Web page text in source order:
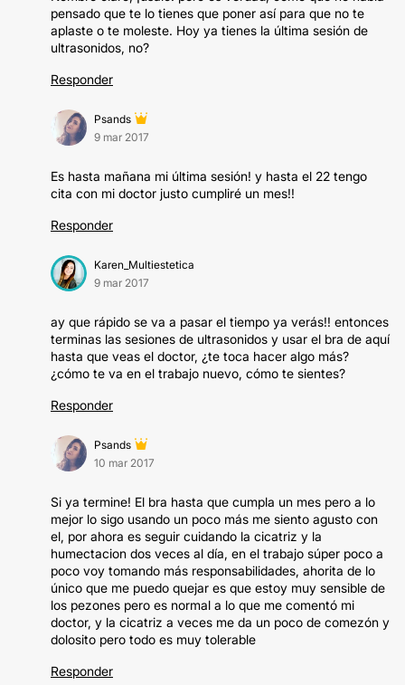
pensado que te lo tienes que poner así para que no te
aplaste o te moleste. Hoy ya tienes la última sesión de
ultrasonidos, no?
Responder
Psands
9 mar 2017
Es hasta mañana mi última sesión! y hasta el 22 tengo
cita con mi doctor justo cumpliré un mes!!
Responder
Karen_Multiestetica
9 mar 2017
ay que rápido se va a pasar el tiempo ya verás!! entonces
terminas las sesiones de ultrasonidos y usar el bra de aquí
hasta que veas el doctor, ¿te toca hacer algo más?
¿cómo te va en el trabajo nuevo, cómo te sientes?
Responder
Psands
10 mar 2017
Si ya termine! El bra hasta que cumpla un mes pero a lo
mejor lo sigo usando un poco más me siento agusto con
el, por ahora es seguir cuidando la cicatriz y la
humectacion dos veces al día, en el trabajo súper poco a
poco voy tomando más responsabilidades, ahorita de lo
único que me puedo quejar es que estoy muy sensible de
los pezones pero es normal a lo que me comentó mi
doctor, y la cicatriz a veces me da un poco de comezón y
dolosito pero todo es muy tolerable
Responder